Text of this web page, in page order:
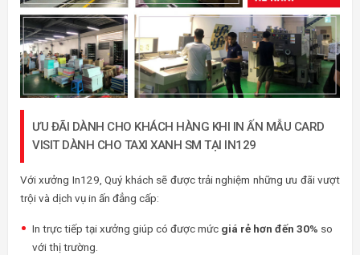
ƯU ĐÃI DÀNH CHO KHÁCH HÀNG KHI IN ẤN MẪU CARD
VISIT DÀNH CHO TAXI XANH SM TẠI IN129
Với xưởng In129, Quý khách sẽ được trải nghiệm những ưu đãi vượt
trội và dịch vụ in ấn đẳng cấp:
In trực tiếp tại xưởng giúp có được mức giá rẻ hơn đến 30% so
với thị trường.